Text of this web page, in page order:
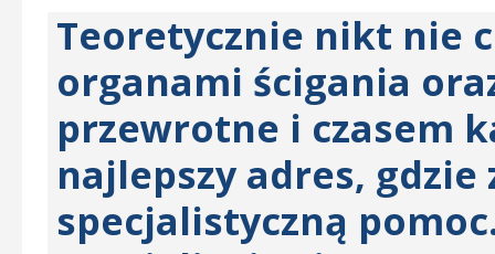
Teoretycznie nikt nie
organami ścigania
przewrotne i czasem
najlepszy adres, gdzie
specjalistyczną